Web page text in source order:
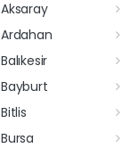
Aksaray
Ardahan
Balıkesir
Bayburt
Bitlis
Bursa